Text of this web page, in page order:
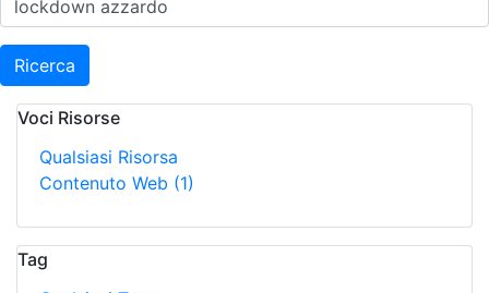
Ricerca
Voci Risorse
Qualsiasi Risorsa
Contenuto Web (1)
Tag